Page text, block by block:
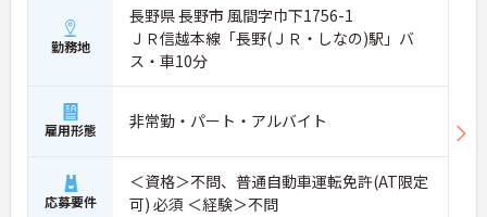
勤務地
長野県 長野市 風間字巾下1756-1
ＪＲ信越本線「長野(ＪＲ・しなの)駅」バ
ス・車10分
雇用形態 非常勤・パート・アルバイト
応募要件
＜資格＞不問、普通自動車運転免許(AT限定
可) 必須 ＜経験＞不問